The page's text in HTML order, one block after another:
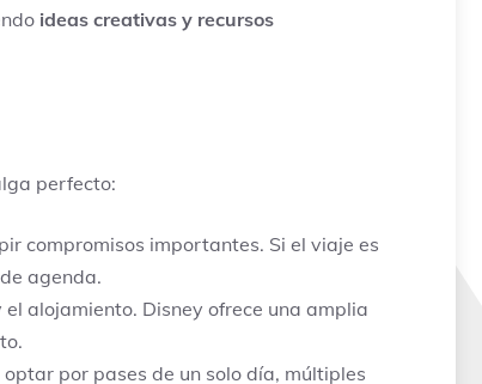
ideas creativas y recursos
perfecto:
compromisos importantes. Si el viaje es
agenda.
alojamiento. Disney ofrece una amplia
por pases de un solo día, múltiples